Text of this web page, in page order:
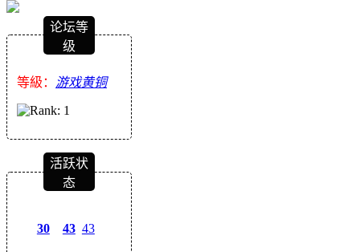
论坛等
级
等級： 游戏黄铜
活跃状
态
30 43 43